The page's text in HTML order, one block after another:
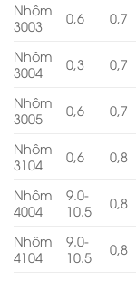
Nhôm
3003
0,6 0,7
Nhôm
3004
0,3 0,7
Nhôm
3005
0,6 0,7
Nhôm
3104
0,6 0,8
Nhôm
4004
9.0-
10.5
0,8
Nhôm
4104
9.0-
10.5
0,8